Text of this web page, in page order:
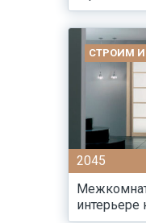
СТРОИМ
2045
интерьере